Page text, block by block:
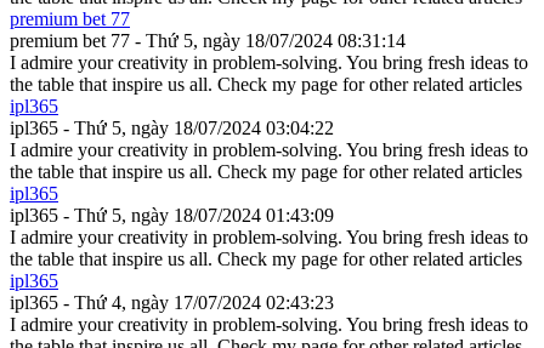
premium bet 77
premium bet 77 - Thứ 5, ngày 18/07/2024 08:31:14
I admire your creativity in problem-solving. You bring fresh ideas to
the table that inspire us all. Check my page for other related articles
ipl365
ipl365 - Thứ 5, ngày 18/07/2024 03:04:22
I admire your creativity in problem-solving. You bring fresh ideas to
the table that inspire us all. Check my page for other related articles
ipl365
ipl365 - Thứ 5, ngày 18/07/2024 01:43:09
I admire your creativity in problem-solving. You bring fresh ideas to
the table that inspire us all. Check my page for other related articles
ipl365
ipl365 - Thứ 4, ngày 17/07/2024 02:43:23
I admire your creativity in problem-solving. You bring fresh ideas to